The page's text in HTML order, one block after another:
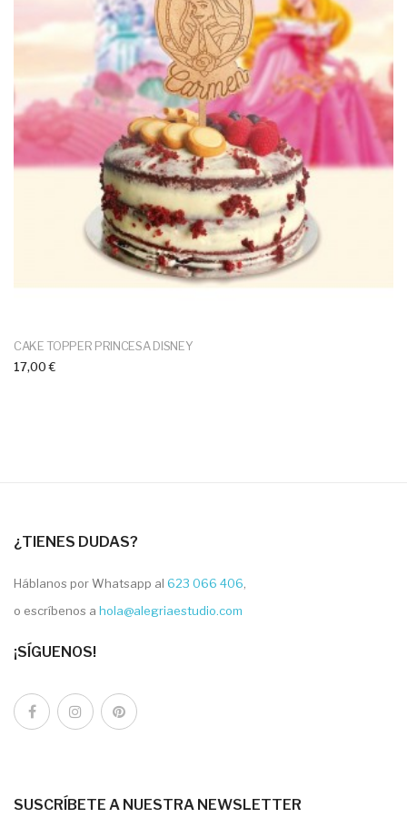
CAKE TOPPER PRINCESA DISNEY
17,00 €
¿TIENES DUDAS?
Háblanos por Whatsapp al 623 066 406
o escríbenos a hola@alegriaestudio.com
¡SÍGUENOS!
SUSCRÍBETE A NUESTRA NEWSLETTER